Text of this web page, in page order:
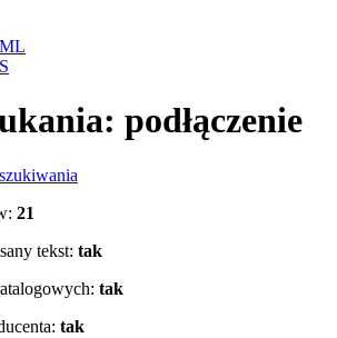
podłączenie
21
tekst: tak
tak
tak